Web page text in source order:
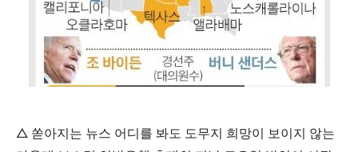
△ 쏟아지는 뉴스 어디를 봐도 도무지 희망이 보이지 않는